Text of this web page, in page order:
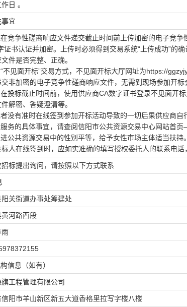
日 。
宜
竞争性磋商响应文件递交截止时间前上传加密的电子竞
证书认证并加密。上传时必须得到交易系统“上传成功”的
件是否完整、正确。
不见面开标”交易方式，不见面开标大厅网址为https://
非加密的电子竞争性磋商响应文件，无需到现场参加开标
投标截止时间前，使用供应商CA数字证书登录不见面开
解密、答疑澄清等。
没有准时在线签到参加开标活动导致的一切后果供应商自
务的具体事宜，请查阅信阳市公共资源交易中心网站首
公共资源交易中的性别平等，给予女性市场主体适当扶持
人在线签到时，应如实准确的填写授权委托人的联系电话
标提出询问，请按照以下方式联系
关街道办事处筹建处
河路西段
雨
信息（如有）
工程管理有限公司
阳市羊山新区新五大道香格里拉写字楼八楼